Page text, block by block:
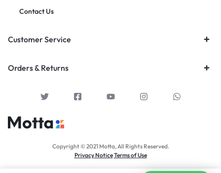
Contact Us
Customer Service
Orders & Returns
Copyright © 2021 Motta, All Rights Reserved.
Privacy NoticeTerms of Use